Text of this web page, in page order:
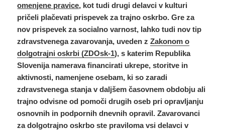
omenjene pravice, kot tudi drugi delavci v kulturi
pričeli plačevati prispevek za trajno oskrbo. Gre za
nov prispevek za socialno varnost, lahko tudi nov tip
zdravstvenega zavarovanja, uveden zZakonom o
dolgotrajni oskrbi (ZDOsk-1), s katerim Republika
Slovenija namerava financirati ukrepe, storitve in
aktivnosti, namenjene osebam, ki so zaradi
zdravstvenega stanja v daljšem časovnem obdobju ali
trajno odvisne od pomoči drugih oseb pri opravljanju
osnovnih in podpornih dnevnih opravil. Zavarovanci
za dolgotrajno oskrbo ste praviloma vsi delavci v